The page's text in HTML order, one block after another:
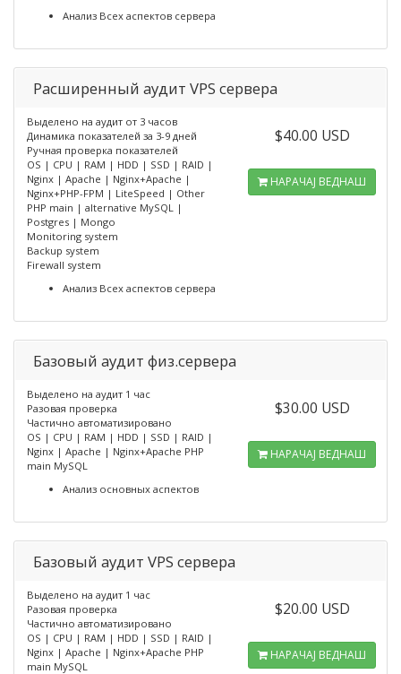
Анализ Всех аспектов сервера
Расширенный аудит VPS сервера
Выделено на аудит от 3 часов
Динамика показателей за 3-9 дней
Ручная проверка показателей
OS | CPU | RAM | HDD | SSD | RAID |
Nginx | Apache | Nginx+Apache |
Nginx+PHP-FPM | LiteSpeed | Other
PHP main | alternative MySQL |
Postgres | Mongo
Monitoring system
Backup system
Firewall system
Анализ Всех аспектов сервера
$40.00 USD
НАРАЧАЈ ВЕДНАШ
Базовый аудит физ.сервера
Выделено на аудит 1 час
Разовая проверка
Частично автоматизировано
OS | CPU | RAM | HDD | SSD | RAID |
Nginx | Apache | Nginx+Apache PHP
main MySQL
Анализ основных аспектов
$30.00 USD
НАРАЧАЈ ВЕДНАШ
Базовый аудит VPS сервера
Выделено на аудит 1 час
Разовая проверка
Частично автоматизировано
OS | CPU | RAM | HDD | SSD | RAID |
Nginx | Apache | Nginx+Apache PHP
main MySQL
$20.00 USD
НАРАЧАЈ ВЕДНАШ